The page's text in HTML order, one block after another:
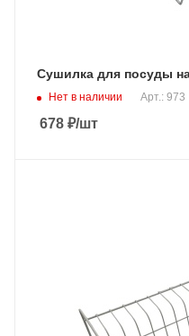
Сушилка для посуды
Нет в наличии Арт.: 973
678 ₽/шт